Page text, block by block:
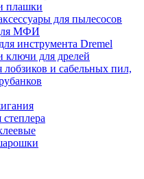
плашки
для пылесосов
МФИ
инструмента Dremel
ключи для дрелей
и сабельных пил,